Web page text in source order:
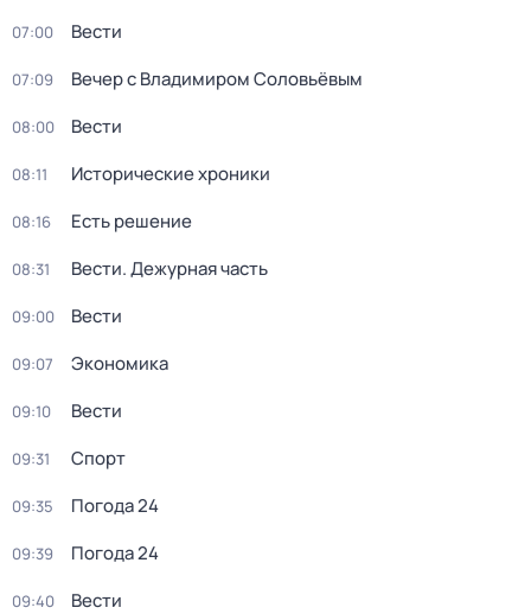
07:00 Вести
07:09 Вечер с Владимиром Соловьёвым
08:00 Вести
08:11 Исторические хроники
08:16 Есть решение
08:31 Вести. Дежурная часть
09:00 Вести
09:07 Экономика
09:10 Вести
09:31 Спорт
09:35 Погода 24
09:39 Погода 24
09:40 Вести